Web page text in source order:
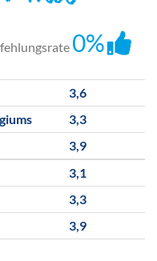
0%
3,6
3,3
3,9
3,1
3,3
3,9